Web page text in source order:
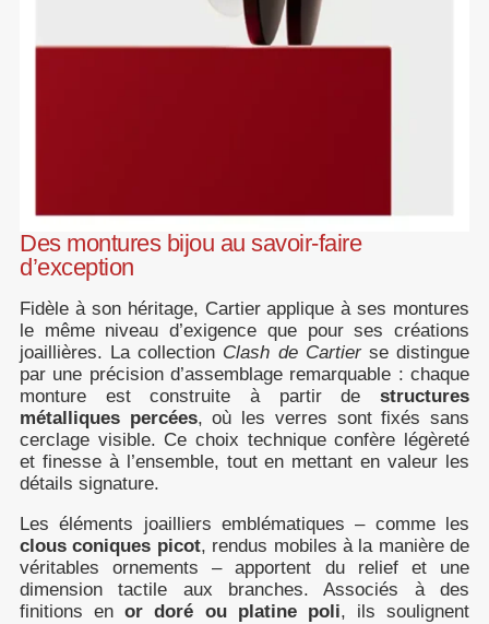
Des montures bijou au savoir-faire
d’exception
Fidèle à son héritage, Cartier applique à ses montures
le même niveau d’exigence que pour ses créations
joaillières. La collection Clash de Cartierse distingue
par une précision d’assemblage remarquable : chaque
monture est construite à partir de structures
métalliques percées, où les verres sont fixés sans
cerclage visible. Ce choix technique confère légèreté
et finesse à l’ensemble, tout en mettant en valeur les
détails signature.
Les éléments joailliers emblématiques – comme les
clous coniques picot, rendus mobiles à la manière de
véritables ornements – apportent du relief et une
dimension tactile aux branches. Associés à des
finitions enor doré ou platine poli, ils soulignent